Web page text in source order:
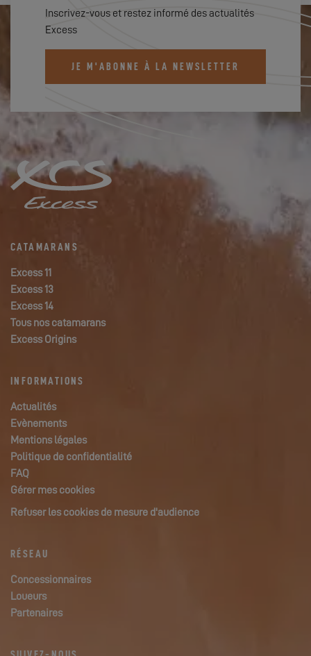
Inscrivez-vous et restez informé des actualités
Excess
JE M'ABONNE À LA NEWSLETTER
CATAMARANS
Excess 11
Excess 13
Excess 14
Tous nos catamarans
Excess Origins
INFORMATIONS
Actualités
Evènements
Mentions légales
Politique de confidentialité
FAQ
Gérer mes cookies
Refuser les cookies de mesure d'audience
RÉSEAU
Concessionnaires
Loueurs
Partenaires